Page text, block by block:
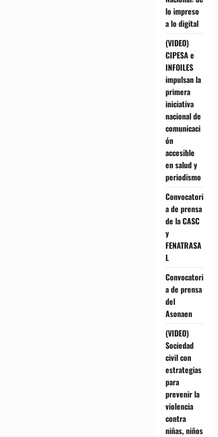
lo impreso
a lo digital
(VIDEO)
CIPESA e
INFOILES
impulsan la
primera
iniciativa
nacional de
comunicaci
ón
accesible
en salud y
periodismo
Convocatori
a de prensa
de la CASC
y
FENATRASA
L
Convocatori
a de prensa
del
Asonaen
(VIDEO)
Sociedad
civil con
estrategias
para
prevenir la
violencia
contra
niñas, niños